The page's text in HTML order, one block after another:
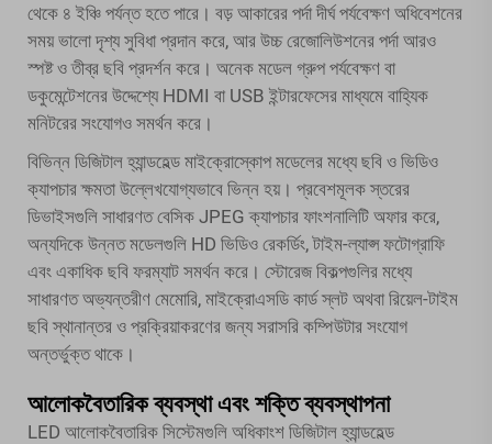
থেকে ৪ ইঞ্চি পর্যন্ত হতে পারে। বড় আকারের পর্দা দীর্ঘ পর্যবেক্ষণ অধিবেশনের
সময় ভালো দৃশ্য সুবিধা প্রদান করে, আর উচ্চ রেজোলিউশনের পর্দা আরও
স্পষ্ট ও তীব্র ছবি প্রদর্শন করে। অনেক মডেল গ্রুপ পর্যবেক্ষণ বা
ডকুমেন্টেশনের উদ্দেশ্যে HDMI বা USB ইন্টারফেসের মাধ্যমে বাহ্যিক
মনিটরের সংযোগও সমর্থন করে।
বিভিন্ন ডিজিটাল হ্যান্ডহেল্ড মাইক্রোস্কোপ মডেলের মধ্যে ছবি ও ভিডিও
ক্যাপচার ক্ষমতা উল্লেখযোগ্যভাবে ভিন্ন হয়। প্রবেশমূলক স্তরের
ডিভাইসগুলি সাধারণত বেসিক JPEG ক্যাপচার ফাংশনালিটি অফার করে,
অন্যদিকে উন্নত মডেলগুলি HD ভিডিও রেকর্ডিং, টাইম-ল্যাপ্স ফটোগ্রাফি
এবং একাধিক ছবি ফরম্যাট সমর্থন করে। স্টোরেজ বিকল্পগুলির মধ্যে
সাধারণত অভ্যন্তরীণ মেমোরি, মাইক্রোএসডি কার্ড স্লট অথবা রিয়েল-টাইম
ছবি স্থানান্তর ও প্রক্রিয়াকরণের জন্য সরাসরি কম্পিউটার সংযোগ
অন্তর্ভুক্ত থাকে।
আলোকবৈতারিক ব্যবস্থা এবং শক্তি ব্যবস্থাপনা
LED আলোকবৈতারিক সিস্টেমগুলি অধিকাংশ ডিজিটাল হ্যান্ডহেল্ড